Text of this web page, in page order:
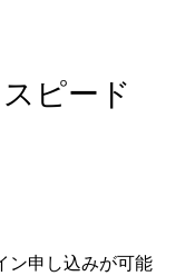
ピード
ン申し込みが可能